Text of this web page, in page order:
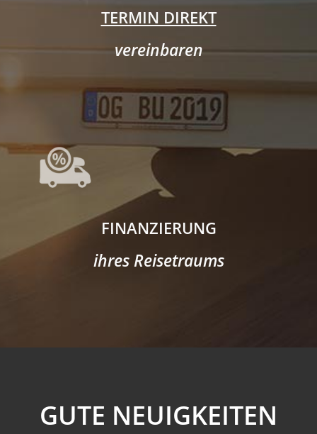
TERMIN DIREKT
vereinbaren
FINANZIERUNG
ihres Reisetraums
GUTE NEUIGKEITEN